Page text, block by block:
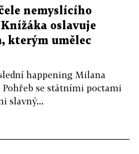
nemyslícího
oslavuje
kterým umělec
happening Milana
se státními poctami
slavný...